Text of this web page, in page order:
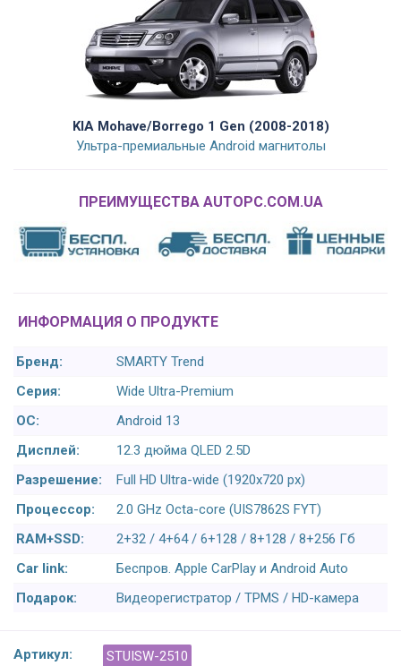
KIA Mohave/Borrego 1 Gen (2008-2018)
Ультра-премиальные Android магнитолы
ПРЕИМУЩЕСТВА AUTOPC.COM.UA
ИНФОРМАЦИЯ О ПРОДУКТЕ
Бренд:
SMARTY Trend
Серия:
Wide Ultra-Premium
ОС:
Android 13
Дисплей:
12.3 дюйма QLED 2.5D
Разрешение:
Full HD Ultra-wide (1920x720 px)
Процессор:
2.0 GHz Octa-core (UIS7862S FYT)
RAM+SSD:
2+32 / 4+64 / 6+128 / 8+128 / 8+256 Гб
Car link:
Беспров. Apple CarPlay и Android Auto
Подарок:
Видеорегистратор / TPMS / HD-камера
Артикул: STUISW-2510